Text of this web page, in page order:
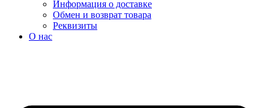
Информация о доставке
Обмен и возврат товара
Реквизиты
О нас